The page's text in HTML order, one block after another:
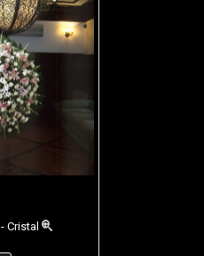
Cristal